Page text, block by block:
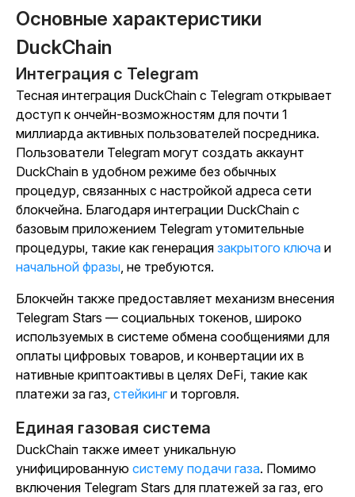
Основные характеристики
DuckChain
Интеграция с Telegram
Тесная интеграция DuckChain с Telegram открывает
доступ к ончейн-возможностям для почти 1
миллиарда активных пользователей посредника.
Пользователи Telegram могут создать аккаунт
DuckChain в удобном режиме без обычных
процедур, связанных с настройкой адреса сети
блокчейна. Благодаря интеграции DuckChain с
базовым приложением Telegram утомительные
процедуры, такие как генерация закрытого ключа и
начальной фразы, не требуются.
Блокчейн также предоставляет механизм внесения
Telegram Stars — социальных токенов, широко
используемых в системе обмена сообщениями для
оплаты цифровых товаров, и конвертации их в
нативные криптоактивы в целях DeFi, такие как
платежи за газ, стейкинги торговля.
Единая газовая система
DuckChain также имеет уникальную
унифицированную систему подачи газа. Помимо
включения Telegram Stars для платежей за газ, его